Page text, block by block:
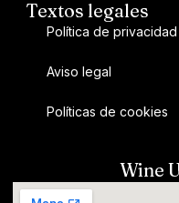
Textos legales
Política de privacidad
Aviso legal
Políticas de cookies
Wine